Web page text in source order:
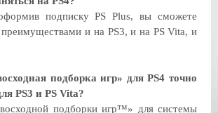
подписку PS Plus, вы сможете
преимуществами и на PS3, и на PS Vita, и
подборка игр» для PS4 точно
PS3 и PS Vita?
подборки игр™» для системы